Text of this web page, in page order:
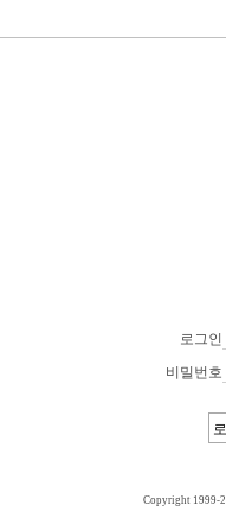
로그인
비밀번호
Copyright 1999-